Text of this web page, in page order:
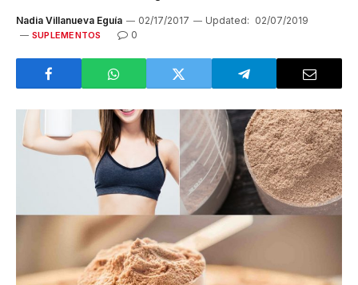
Nadia Villanueva Eguía 02/17/2017 Updated: 02/07/2019
SUPLEMENTOS 0